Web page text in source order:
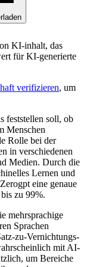
KI-inhalt, das
für KI-generierte
verifizieren, um
feststellen soll, ob
Menschen
Rolle bei der
in verschiedenen
Medien. Durch die
Lernen und
eine genaue
zu 99%.
mehrsprachige
Sprachen
zu-Vernichtungs-
mit AI-
um Bereiche